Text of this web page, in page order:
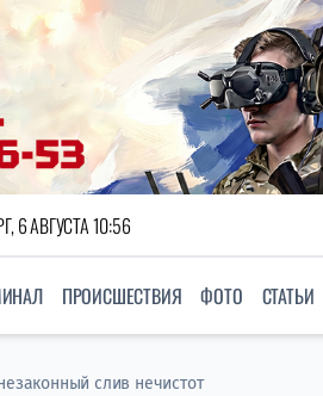
6 АВГУСТА 10:56
ПРОИСШЕСТВИЯ ФОТО СТАТЬИ
слив нечистот